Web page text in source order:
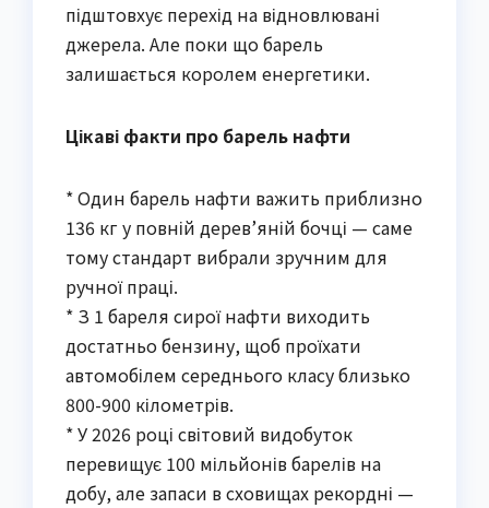
підштовхує перехід на відновлювані
джерела. Але поки що барель
залишається королем енергетики.
Цікаві факти про барель нафти
* Один барель нафти важить приблизно
136 кг у повній дерев’яній бочці — саме
тому стандарт вибрали зручним для
ручної праці.
* З 1 бареля сирої нафти виходить
достатньо бензину, щоб проїхати
автомобілем середнього класу близько
800-900 кілометрів.
* У 2026 році світовий видобуток
перевищує 100 мільйонів барелів на
добу, але запаси в сховищах рекордні —